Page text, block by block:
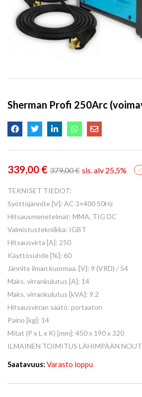
Uhditko salasanasi?
Sherman Profi 250Arc
339,00 € 379,00€ sis. alv 25,5%
TEKNISET TIEDOT:
Syöttöjännite [V]: AC 3×400 50Hz
Hitsausmenetelmät: MMA, TIG DC
Valmistustekniikka: IGBT
Hitsausvirta [A]: 250
Käyttösuhde [%]: 60
Jännite ilman kuormaa. [V]: 9 (VRD) / 54
Maks. virrankulutus [A]: 14
Maks. virrankulutus [kVA]: 9.2
Hitsausvirran säätö: portaaton
Paino [kg]: 14
Mitat (P x L x K) [mm]: 450 x 190 x 320
ILMAINEN TOIMITUS LÄHIMPÄÄN
Saatavuus: Varasto loppu